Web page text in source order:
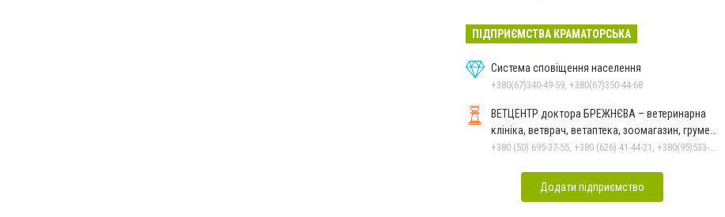
ПІДПРИЄМСТВА КРАМАТОРСЬКА
Система сповіщення населення
+380(67)340-49-59, +380(67)350-44-68
ВЕТЦЕНТР доктора БРЕЖНЄВА – ветеринарна
клініка, ветврач, ветаптека, зоомагазин, грумер,
стрижки.
+380 (50) 695-37-55, +380 (626) 41-44-21, +380(95)533-90-03
Додати підприємство